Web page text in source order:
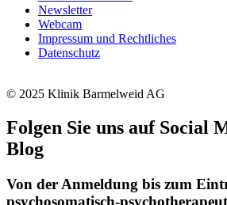
Newsletter
Webcam
Impressum und Rechtliches
Datenschutz
© 2025 Klinik Barmelweid AG
Folgen Sie uns auf Social
Blog
Von der Anmeldung bis zum
psychosomatisch-